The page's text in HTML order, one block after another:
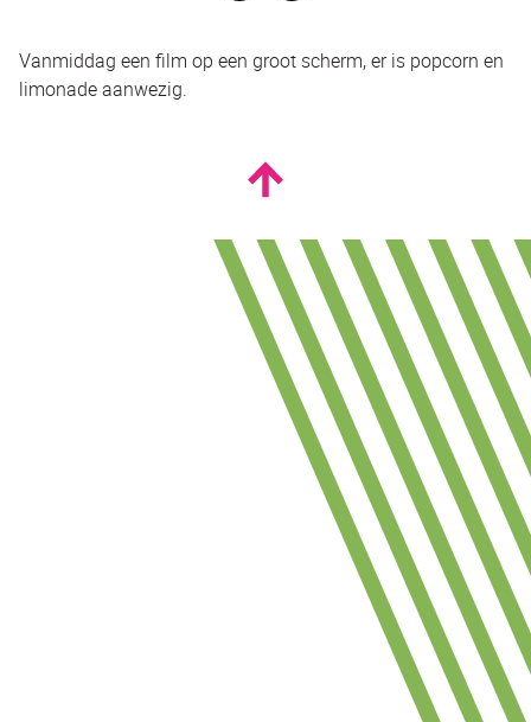
Vanmiddag een film op een groot scherm, er is popcorn en
limonade aanwezig.